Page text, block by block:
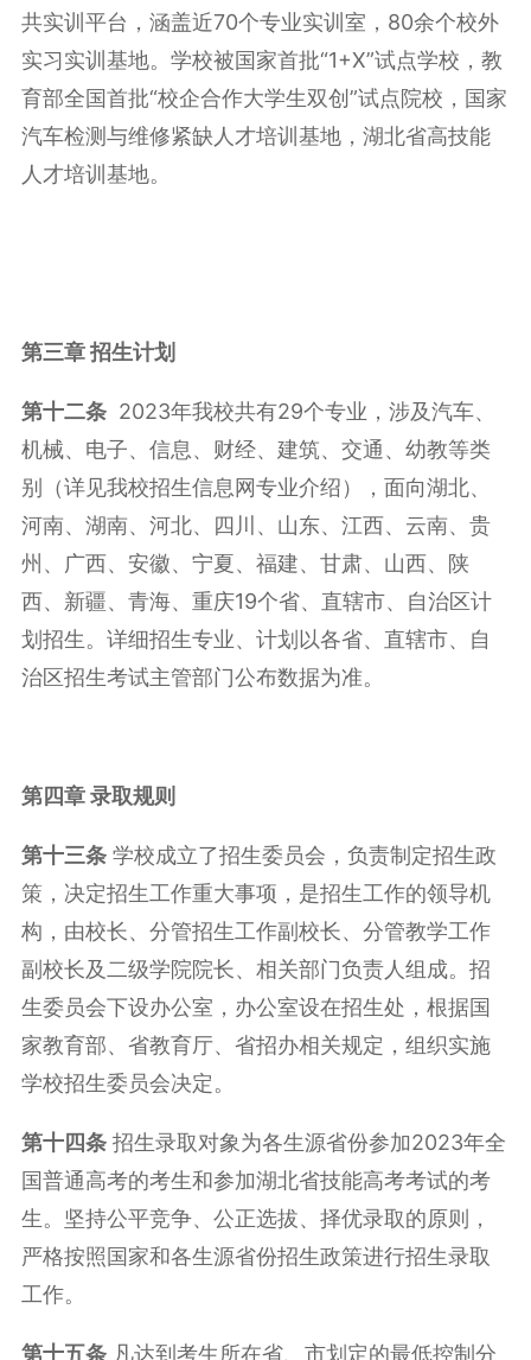
共实训平台，涵盖近70个专业实训室，80余个校外
实习实训基地。学校被国家首批“1+X”试点学校，教
育部全国首批“校企合作大学生双创”试点院校，国家
汽车检测与维修紧缺人才培训基地，湖北省高技能
人才培训基地。
第三章招生计划
第十二条2023年我校共有29个专业，涉及汽车、
机械、电子、信息、财经、建筑、交通、幼教等类
别（详见我校招生信息网专业介绍），面向湖北、
河南、湖南、河北、四川、山东、江西、云南、贵
州、广西、安徽、宁夏、福建、甘肃、山西、陕
西、新疆、青海、重庆19个省、直辖市、自治区计
划招生。详细招生专业、计划以各省、直辖市、自
治区招生考试主管部门公布数据为准。
第四章录取规则
第十三条学校成立了招生委员会，负责制定招生政
策，决定招生工作重大事项，是招生工作的领导机
构，由校长、分管招生工作副校长、分管教学工作
副校长及二级学院院长、相关部门负责人组成。招
生委员会下设办公室，办公室设在招生处，根据国
家教育部、省教育厅、省招办相关规定，组织实施
学校招生委员会决定。
第十四条招生录取对象为各生源省份参加2023年全
国普通高考的考生和参加湖北省技能高考考试的考
生。坚持公平竞争、公正选拔、择优录取的原则，
严格按照国家和各生源省份招生政策进行招生录取
工作。
第十五条凡达到考生所在省、市划定的最低控制分